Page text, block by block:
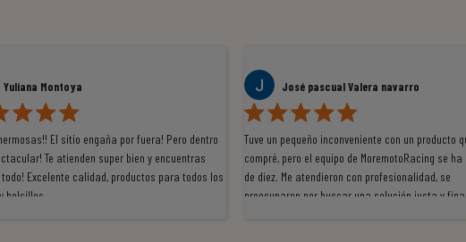
Yuliana Montoya
El sitio engaña por fuera! Pero dentro
Te atienden super bien y encuentras
Excelente calidad, productos para todos los
bolsillos
José pascual Valera navarro
Tuve un pequeño inconveniente con un producto
compré, pero el equipo de MoremotoRacing se
de diez. Me atendieron con profesionalidad, se
preocuparon por buscar una solución justa y